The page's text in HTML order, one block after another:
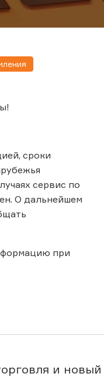
сроки
сервис по
О дальнейшем
при
и новый